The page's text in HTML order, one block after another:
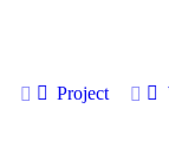
Project